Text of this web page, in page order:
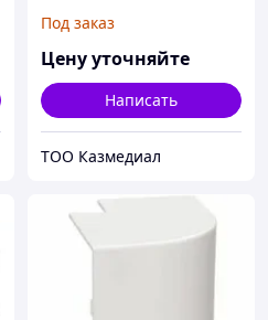
Под заказ
Цену уточняйте
Написать
ТОО Казмедиал